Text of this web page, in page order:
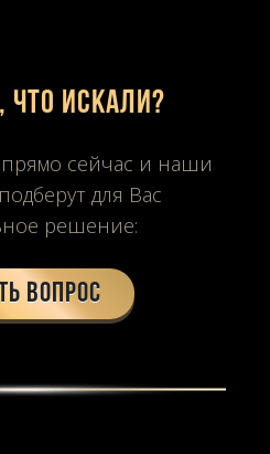
искали?
сейчас и наши
для Вас
решение:
вопрос